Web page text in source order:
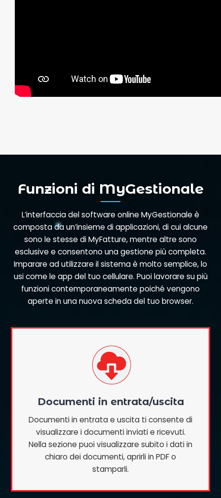
Funzioni di MyGestionale
L’interfaccia del software online MyGestionale è
composta da un’insieme di applicazioni, di cui alcune
sono le stesse di MyFatture, mentre altre sono
esclusive e consentono una gestione più completa.
Imparare ad utilizzare il sistema è molto semplice, lo
usi come le app del tuo cellulare. Puoi lavorare su più
funzioni contemporaneamente poiché vengono
aperte in una nuova scheda del tuo browser.
Documenti in entrata/uscita
Documenti in entrata e uscita ti consente di
visualizzare i documenti inviati e ricevuti.
Nella sezione puoi visualizzare subito i dati in
chiaro dei documenti, aprirli in PDF o
stamparli.